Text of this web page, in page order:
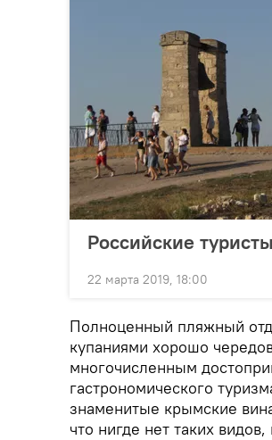
Российские
22 марта 2019, 18:00
Полноценный пляжный
купаниями хорошо
многочисленным
гастрономического
знаменитые крымские
что нигде нет таких